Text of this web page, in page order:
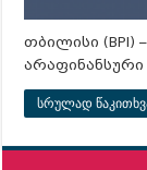
თბილისი (BPI)
სრულად